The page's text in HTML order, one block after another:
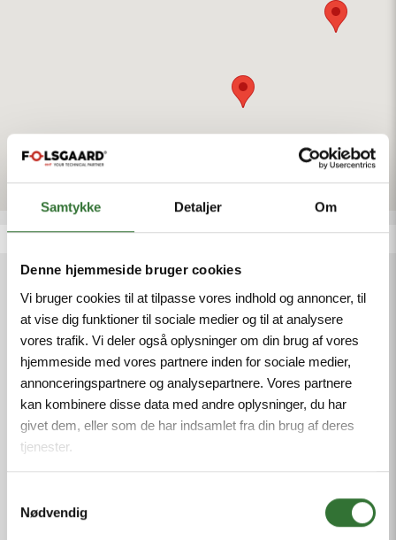
Samtykke Detaljer Om
Denne hjemmeside bruger cookies
Vi bruger cookies til at tilpasse vores indhold og annoncer, til
at vise dig funktioner til sociale medier og til at analysere
vores trafik. Vi deler også oplysninger om din brug af vores
hjemmeside med vores partnere inden for sociale medier,
annonceringspartnere og analysepartnere. Vores partnere
kan kombinere disse data med andre oplysninger, du har
givet dem, eller som de har indsamlet fra din brug af deres
tjenester.
Nødvendig
China
Hans Folsgaard India Private Limited
S.No. 203/10B, Featherlite-The Address, Tower -
Chennai - 600044. Tamilnadu, India
VERTRIEB UND SUPPORT
T:+49 4321 963 8440
@:order@folsgaard.com
WENDEN SIE SICH AN